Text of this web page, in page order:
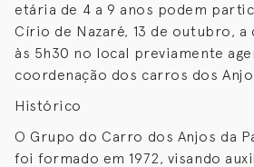
etária de 4 a 9 anos podem
Círio de Nazaré, 13 de outubro, a
às 5h30 no local previamente
coordenação dos carros dos
Histórico
O Grupo do Carro dos Anjos da
foi formado em 1972, visando